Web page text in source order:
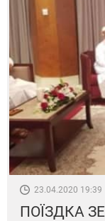
23.04.2020 19:39
ПОЇЗДКА